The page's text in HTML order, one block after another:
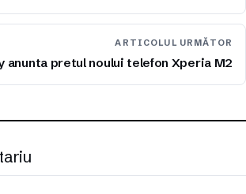
ARTICOLUL URMĂTOR
anunta pretul noului telefon Xperia M2